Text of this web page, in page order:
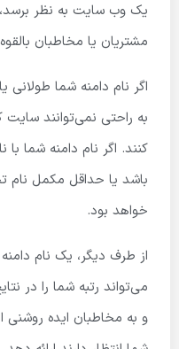
یک وب سایت به نظر برسد،
مشتریان یا مخاطبان
اگر نام دامنه شما طولانی
به راحتی نمی‌توانند سایت
کنند. اگر نام دامنه شما
باشد یا حداقل مکمل نام
خواهد بود.
از طرف دیگر، یک نام
می‌تواند رتبه شما را در
و به مخاطبان ایده روشنی